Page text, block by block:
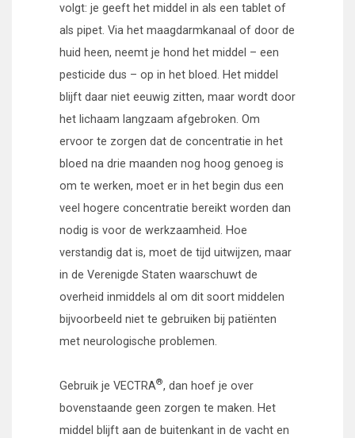
volgt: je geeft het middel in als een tablet of
als pipet. Via het maagdarmkanaal of door de
huid heen, neemt je hond het middel – een
pesticide dus – op in het bloed. Het middel
blijft daar niet eeuwig zitten, maar wordt door
het lichaam langzaam afgebroken. Om
ervoor te zorgen dat de concentratie in het
bloed na drie maanden nog hoog genoeg is
om te werken, moet er in het begin dus een
veel hogere concentratie bereikt worden dan
nodig is voor de werkzaamheid. Hoe
verstandig dat is, moet de tijd uitwijzen, maar
in de Verenigde Staten waarschuwt de
overheid inmiddels al om dit soort middelen
bijvoorbeeld niet te gebruiken bij patiënten
met neurologische problemen.
Gebruik je VECTRA®, dan hoef je over
bovenstaande geen zorgen te maken. Het
middel blijft aan de buitenkant in de vacht en